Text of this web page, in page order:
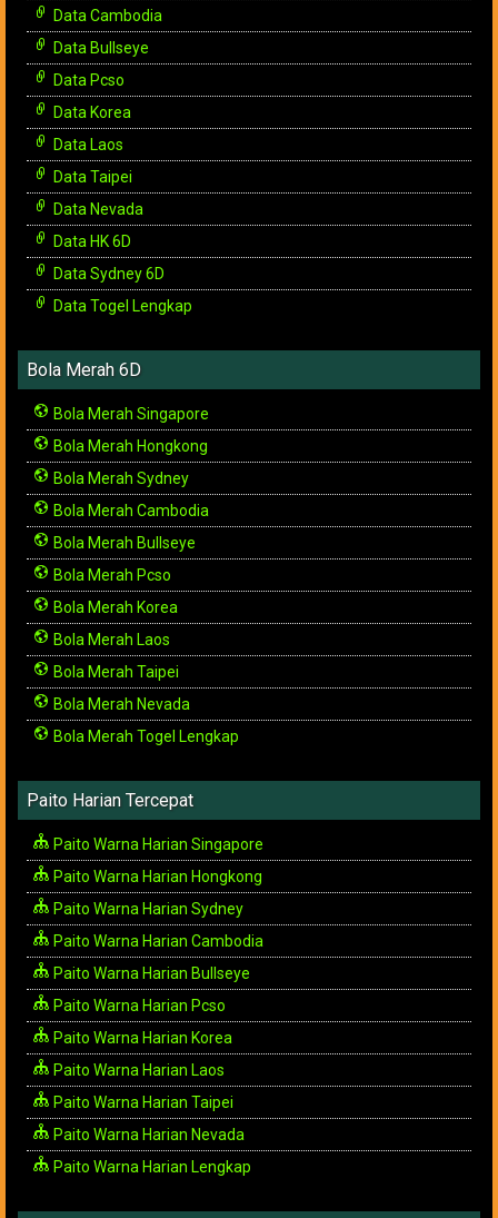
Data Cambodia
Data Bullseye
Data Pcso
Data Korea
Data Laos
Data Taipei
Data Nevada
Data HK 6D
Data Sydney 6D
Data Togel Lengkap
Bola Merah 6D
Bola Merah Singapore
Bola Merah Hongkong
Bola Merah Sydney
Bola Merah Cambodia
Bola Merah Bullseye
Bola Merah Pcso
Bola Merah Korea
Bola Merah Laos
Bola Merah Taipei
Bola Merah Nevada
Bola Merah Togel Lengkap
Paito Harian Tercepat
Paito Warna Harian Singapore
Paito Warna Harian Hongkong
Paito Warna Harian Sydney
Paito Warna Harian Cambodia
Paito Warna Harian Bullseye
Paito Warna Harian Pcso
Paito Warna Harian Korea
Paito Warna Harian Laos
Paito Warna Harian Taipei
Paito Warna Harian Nevada
Paito Warna Harian Lengkap